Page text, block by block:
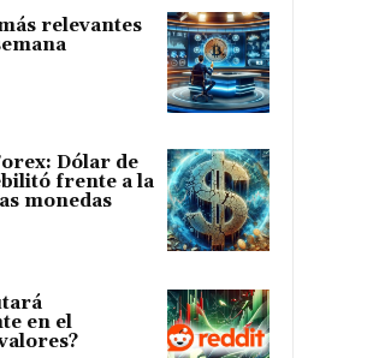
relevantes
Dólar de
frente a la
monedas
en el